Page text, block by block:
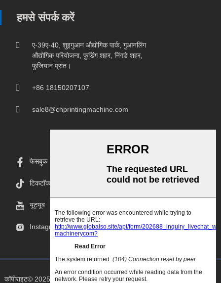
हमसे संपर्क करें
ए-39ए-40, शुइगुआन औद्योगिक पार्क, गुआनलिंग
औद्योगिक परियोजना, फुडिंग शहर, निंगडे शहर,
फुजियान प्रांत।
+86 18150207107
sale8@chprintingmachine.com
फेसबुक
टिकटॉक
यूट्यूब
Instagram
कॉपीराइट© 2025 Goodao.Cn सर्वाधिकार सुरक्षित